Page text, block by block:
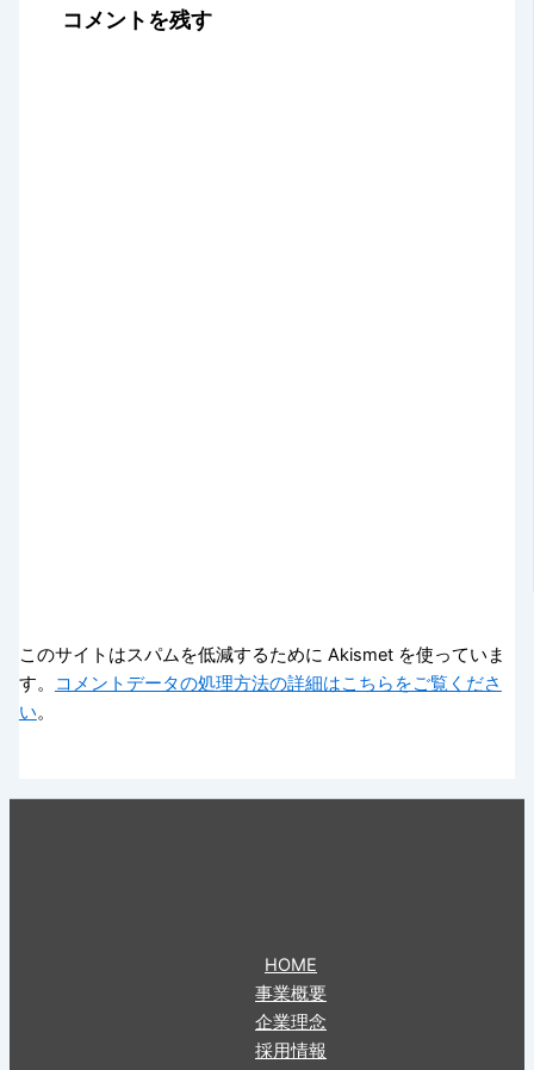
コメントを残す
このサイトはスパムを低減するために Akismet を使っていま
す。
コメントデータの処理方法の詳細はこちらをご覧くださ
い。
HOME
事業概要
企業理念
採用情報